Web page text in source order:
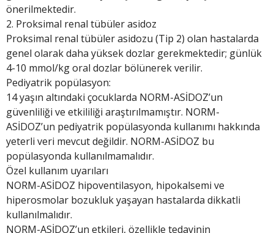
önerilmektedir.
2. Proksimal renal tübüler asidoz
Proksimal renal tübüler asidozu (Tip 2) olan hastalarda
genel olarak daha yüksek dozlar gerekmektedir; günlük
4-10 mmol/kg oral dozlar bölünerek verilir.
Pediyatrik popülasyon:
14 yaşın altındaki çocuklarda NORM-ASİDOZ’un
güvenliliği ve etkililiği araştırılmamıştır. NORM-
ASİDOZ’un pediyatrik popülasyonda kullanımı hakkında
yeterli veri mevcut değildir. NORM-ASİDOZ bu
popülasyonda kullanılmamalıdır.
Özel kullanım uyarıları
NORM-ASİDOZ hipoventilasyon, hipokalsemi ve
hiperosmolar bozukluk yaşayan hastalarda dikkatli
kullanılmalıdır.
NORM-ASİDOZ’un etkileri, özellikle tedavinin